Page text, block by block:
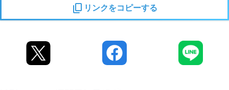
リンクをコピーする